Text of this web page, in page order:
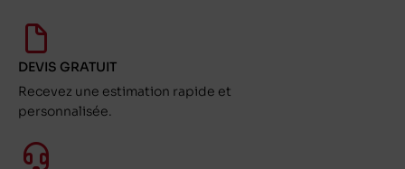
DEVIS GRATUIT
Recevez une estimation rapide et
personnalisée.